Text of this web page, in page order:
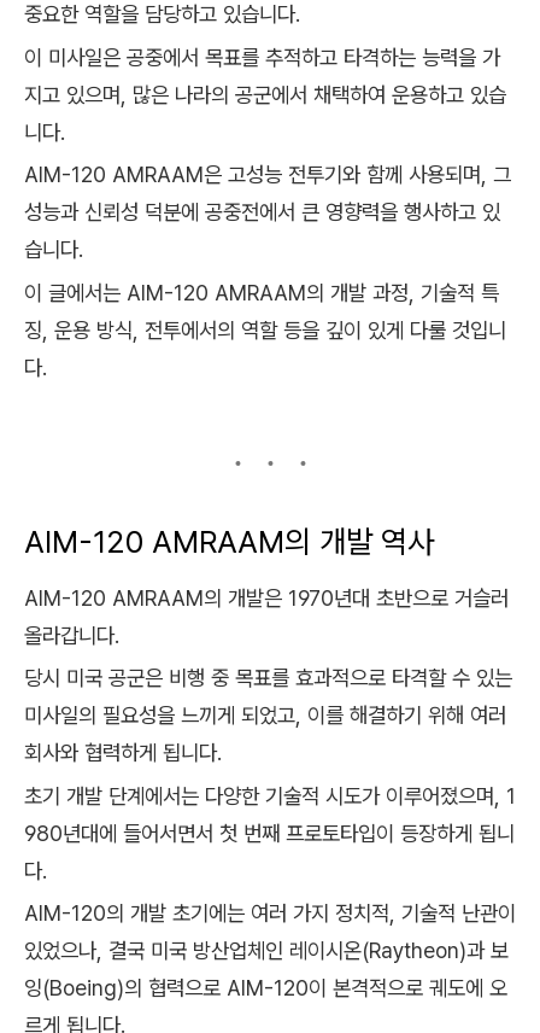
중요한 역할을 담당하고 있습니다.
이 미사일은 공중에서 목표를 추적하고 타격하는 능력을 가
지고 있으며, 많은 나라의 공군에서 채택하여 운용하고 있습
니다.
AIM-120 AMRAAM은 고성능 전투기와 함께 사용되며, 그
성능과 신뢰성 덕분에 공중전에서 큰 영향력을 행사하고 있
습니다.
이 글에서는 AIM-120 AMRAAM의 개발 과정, 기술적 특
징, 운용 방식, 전투에서의 역할 등을 깊이 있게 다룰 것입니
다.
AIM-120 AMRAAM의 개발 역사
AIM-120 AMRAAM의 개발은 1970년대 초반으로 거슬러
올라갑니다.
당시 미국 공군은 비행 중 목표를 효과적으로 타격할 수 있는
미사일의 필요성을 느끼게 되었고, 이를 해결하기 위해 여러
회사와 협력하게 됩니다.
초기 개발 단계에서는 다양한 기술적 시도가 이루어졌으며, 1
980년대에 들어서면서 첫 번째 프로토타입이 등장하게 됩니
다.
AIM-120의 개발 초기에는 여러 가지 정치적, 기술적 난관이
있었으나, 결국 미국 방산업체인 레이시온(Raytheon)과 보
잉(Boeing)의 협력으로 AIM-120이 본격적으로 궤도에 오
르게 됩니다.